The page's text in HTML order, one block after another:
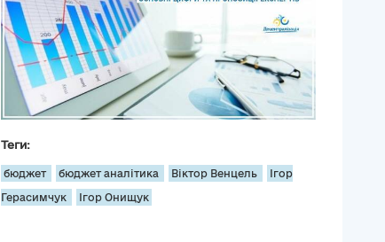
Теги:
бюджет бюджет аналітика Віктор Венцель Ігор
Герасимчук Ігор Онищук